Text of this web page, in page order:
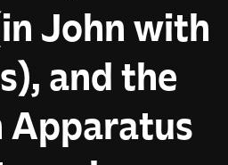
John with
and the
Apparatus